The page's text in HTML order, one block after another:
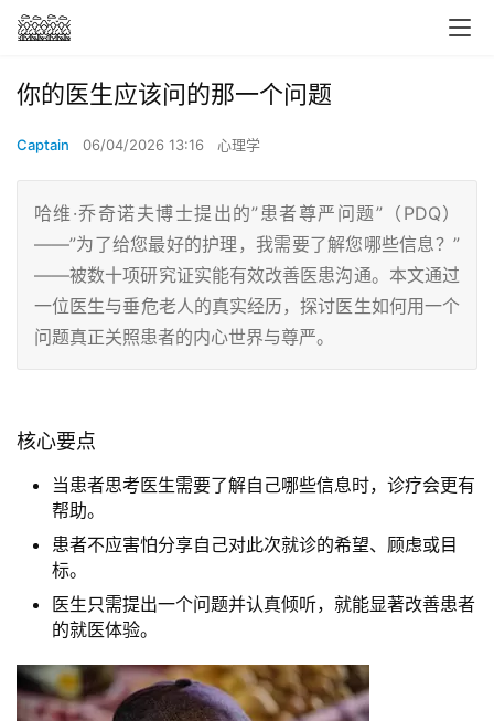
你的医生应该问的那一个问题
Captain 06/04/2026 13:16 心理学
哈维·乔奇诺夫博士提出的”患者尊严问题”（PDQ）
——”为了给您最好的护理，我需要了解您哪些信息？”
——被数十项研究证实能有效改善医患沟通。本文通过
一位医生与垂危老人的真实经历，探讨医生如何用一个
问题真正关照患者的内心世界与尊严。
核心要点
当患者思考医生需要了解自己哪些信息时，诊疗会更有
帮助。
患者不应害怕分享自己对此次就诊的希望、顾虑或目
标。
医生只需提出一个问题并认真倾听，就能显著改善患者
的就医体验。